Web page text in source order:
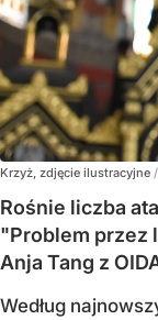
Krzyż, zdjęcie ilustracyjne
Rośnie liczba
"Problem przez
Anja Tang z
Według